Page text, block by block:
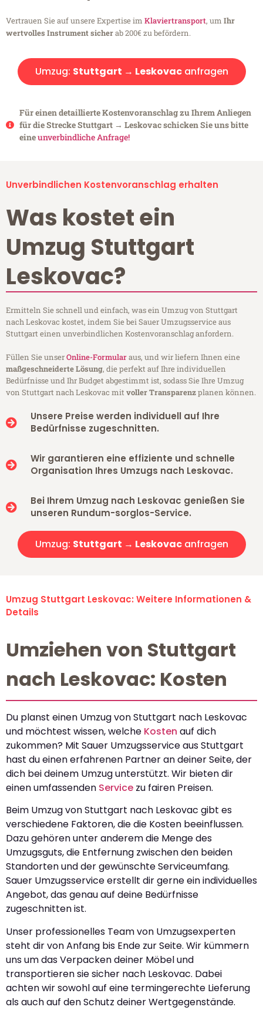
Vertrauen Sie auf unsere Expertise im Klaviertransport, um Ihr
wertvolles Instrument sicherab 200€ zu befördern.
Umzug: Stuttgart → Leskovacanfragen
Für einen detaillierte Kostenvoranschlag zu Ihrem Anliegen
für die Strecke Stuttgart → Leskovac schicken Sie uns bitte
eineunverbindliche Anfrage!
Unverbindlichen Kostenvoranschlag erhalten
Was kostet ein
Umzug Stuttgart
Leskovac?
Ermitteln Sie schnell und einfach, was ein Umzug von Stuttgart
nach Leskovac kostet, indem Sie bei Sauer Umzugsservice aus
Stuttgart einen unverbindlichen Kostenvoranschlag anfordern.
Füllen Sie unserOnline-Formularaus, und wir liefern Ihnen eine
maßgeschneiderte Lösung, die perfekt auf Ihre individuellen
Bedürfnisse und Ihr Budget abgestimmt ist, sodass Sie Ihre Umzug
von Stuttgart nach Leskovac mitvoller Transparenzplanen können.
Unsere Preise werden individuell auf Ihre
Bedürfnisse zugeschnitten.
Wir garantieren eine effiziente und schnelle
Organisation Ihres Umzugs nach Leskovac.
Bei Ihrem Umzug nach Leskovac genießen Sie
unseren Rundum-sorglos-Service.
Umzug: Stuttgart → Leskovacanfragen
Umzug Stuttgart Leskovac: Weitere Informationen &
Details
Umziehen von Stuttgart
nach Leskovac: Kosten
Du planst einen Umzug von Stuttgart nach Leskovac
und möchtest wissen, welche Kosten auf dich
zukommen? Mit Sauer Umzugsservice aus Stuttgart
hast du einen erfahrenen Partner an deiner Seite, der
dich bei deinem Umzug unterstützt. Wir bieten dir
einen umfassenden Service zu fairen Preisen.
Beim Umzug von Stuttgart nach Leskovac gibt es
verschiedene Faktoren, die die Kosten beeinflussen.
Dazu gehören unter anderem die Menge des
Umzugsguts, die Entfernung zwischen den beiden
Standorten und der gewünschte Serviceumfang.
Sauer Umzugsservice erstellt dir gerne ein individuelles
Angebot, das genau auf deine Bedürfnisse
zugeschnitten ist.
Unser professionelles Team von Umzugsexperten
steht dir von Anfang bis Ende zur Seite. Wir kümmern
uns um das Verpacken deiner Möbel und
transportieren sie sicher nach Leskovac. Dabei
achten wir sowohl auf eine termingerechte Lieferung
als auch auf den Schutz deiner Wertgegenstände.